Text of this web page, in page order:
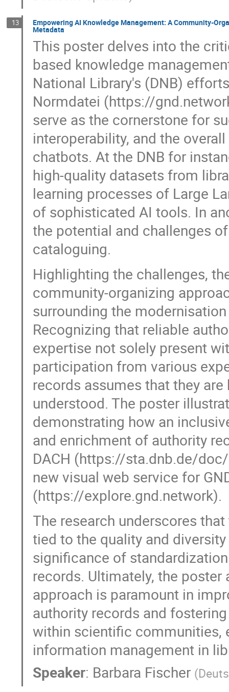
13 Empowering AI Knowledge Management: A Community-
Metadata
This poster delves into the
based knowledge
National Library's (DNB)
Normdatei (https://
serve as the cornerstone for
interoperability, and the
chatbots. At the DNB for
high-quality datasets from
learning processes of Large
of sophisticated AI tools. In
the potential and challenges
cataloguing.
Highlighting the challenges,
community-organizing
surrounding the
Recognizing that reliable
expertise not solely present
participation from various
records assumes that they
understood. The poster
demonstrating how an
and enrichment of authority
DACH (https://sta.dnb.de/
new visual web service for
(https://explore.gnd.network).
The research underscores
tied to the quality and
significance of
records. Ultimately, the
approach is paramount in
authority records and
within scientific communities,
information management in
Speaker: Barbara Fischer (